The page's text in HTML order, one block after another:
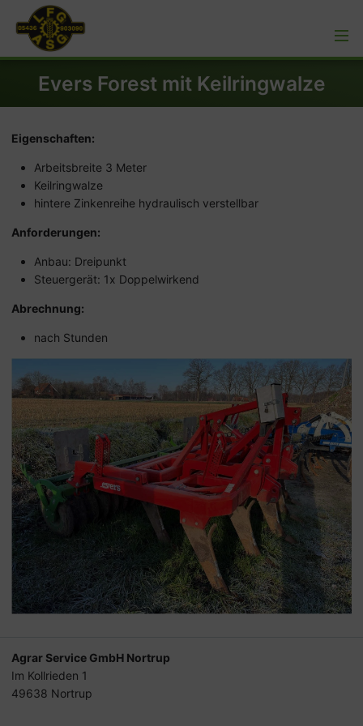
Evers Forest mit Keilringwalze
Eigenschaften:
Arbeitsbreite 3 Meter
Keilringwalze
hintere Zinkenreihe hydraulisch verstellbar
Anforderungen:
Anbau: Dreipunkt
Steuergerät: 1x Doppelwirkend
Abrechnung:
nach Stunden
Agrar Service GmbH Nortrup
Im Kollrieden 1
49638 Nortrup